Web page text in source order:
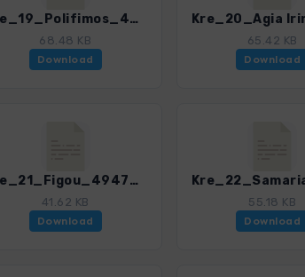
Kre_19_Polifimos_4947_3.gpx
68.48 KB
Download
65.42 KB
Download
Kre_21_Figou_4947_3.gpx
41.62 KB
Download
55.18 KB
Download